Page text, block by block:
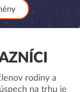
rodiny a
na trhu je